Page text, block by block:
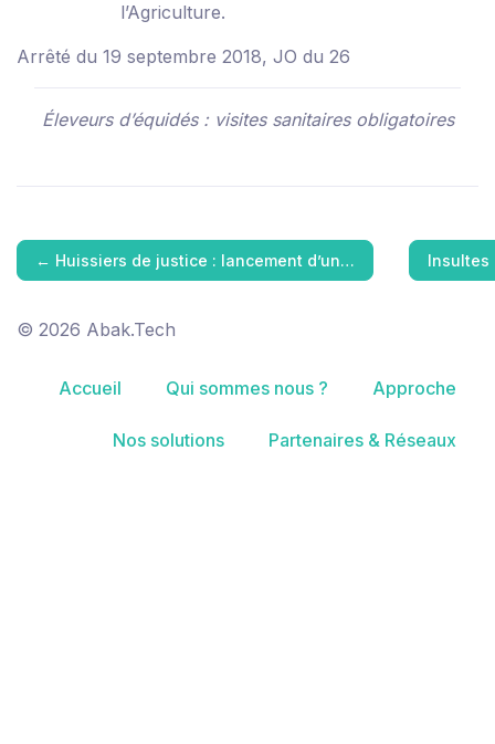
l’Agriculture.
Arrêté du 19 septembre 2018, JO du 26
Éleveurs d’équidés : visites sanitaires obligatoires
← Huissiers de justice : lancement d’un… Insultes
© 2026 Abak.Tech
Accueil Qui sommes nous ? Approche
Nos solutions Partenaires & Réseaux